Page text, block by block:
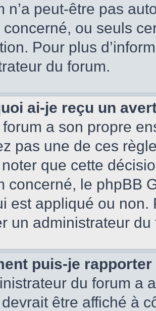
n’a peut-être pas
concerné, ou seuls
Pour plus
du forum.
ai-je reçu un
a son propre
pas une de ces
que cette
concerné, le phpBB
est appliqué ou non.
un administrateur du
puis-je
du forum a
être affiché à